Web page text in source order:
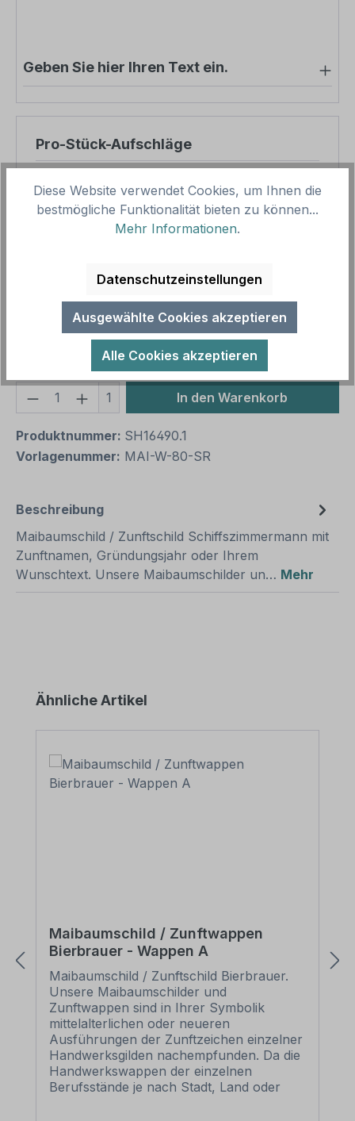
Geben Sie hier Ihren Text ein.
Pro-Stück-Aufschläge
Produktpreis
39,79 €
Zwischensumme
39,79 €
Gesamtpreis
Preise inkl. MwSt. zzgl. Versandkosten
Aufgrund von Neuberechnungen im Warenkorb sind
abweichende Endpreise möglich.
Produkt Anzahl: Gib den
1 In den Warenkorb
Produktnummer: SH16490.1
Vorlagenummer: MAI-W-80-SR
Beschreibung
Maibaumschild / Zunftschild Schiffszimmermann mit
Zunftnamen, Gründungsjahr oder Ihrem
Wunschtext. Unsere Maibaumschilder un… Mehr
Produktgalerie überspringen
Ähnliche Artikel
Maibaumschild / Zunftwappen
Bierbrauer - Wappen A
Maibaumschild / Zunftschild Bierbrauer.
Unsere Maibaumschilder und
Zunftwappen sind in Ihrer Symbolik
mittelalterlichen oder neueren
Ausführungen der Zunftzeichen einzelner
Handwerksgilden nachempfunden. Da die
Handwerkswappen der einzelnen
Berufsstände je nach Stadt, Land oder
Diese Website verwendet Cookies, um Ihnen die
bestmögliche Funktionalität bieten zu können...
Mehr Informationen.
Datenschutzeinstellungen
Ausgewählte Cookies akzeptieren
Alle Cookies akzeptieren